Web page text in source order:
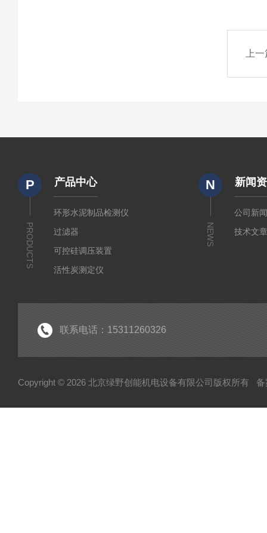
上
P
PRODUCTS
产品中心
环形水泥制品检测仪
过滤器
可控硅调压装置
活性炭测定仪
N
NEWS
新闻
公司新
技术文
联系电话：15311260326
Copyright © 2026 北京绿野创能机电设备有限公司版权所有 备